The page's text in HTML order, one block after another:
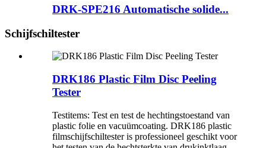
DRK-SPE216 Automatische solide...
Schijfschiltester
DRK186 Plastic Film Disc Peeling
Tester
Testitems: Test en test de hechtingstoestand van
plastic folie en vacuümcoating. DRK186 plastic
filmschijfschiltester is professioneel geschikt voor